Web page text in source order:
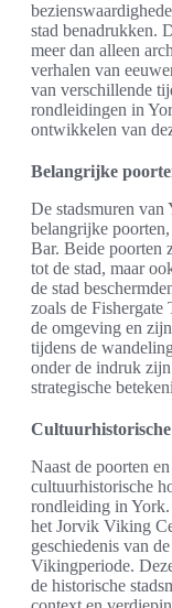
stad benadrukken.
meer dan alleen
verhalen van
van verschillende
rondleidingen in
ontwikkelen van
Belangrijke
De stadsmuren
belangrijke
Bar. Beide poorten
tot de stad, maar
de stad
zoals de Fishergate
de omgeving en
tijdens de
onder de indruk
strategische
Naast de poorten
cultuurhistorische
rondleiding in York.
het Jorvik Viking
geschiedenis van
Vikingperiode.
de historische